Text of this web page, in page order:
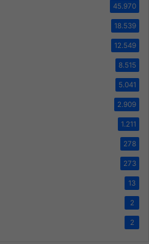
45.970
18.539
12.549
8.515
5.041
2.909
1.211
278
273
13
2
2